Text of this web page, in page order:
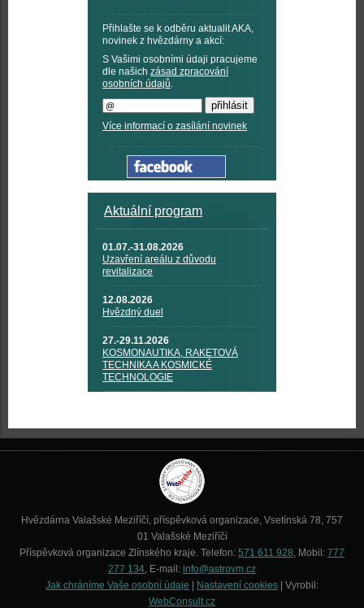
Přihlašte se k odběru aktualit AKA,
novinek z hvězdárny a akcí:
S Vašimi osobními údaji pracujeme
dle našich zásad zpracování
osobních údajů.
Více informací o zasílání novinek
Aktuální program
01.07.-31.08.2026
Uzavření areálu z důvodu
revitalizace
12.08.2026
Hvězdný duel
27.-29.11.2026
KOSMONAUTIKA, RAKETOVÁ
TECHNIKA A KOSMICKÉ
TECHNOLOGIE
Hvězdárna Valašské Meziříčí, příspěvková organizace, Vsetínská 78, 757
01 Valašské Meziříčí
Příspěvková organizace Zlínského kraje. Telefon: 571 611 928, Mobil: 777
277 134, E-mail: info@astrovm.cz
Jak chráníme Vaše osobní údaje
Nastavení cookies | Vyrobil:
WebConsult.cz